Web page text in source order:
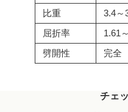
比重
3.4～
屈折率
1.61
劈開性
完全
チェ